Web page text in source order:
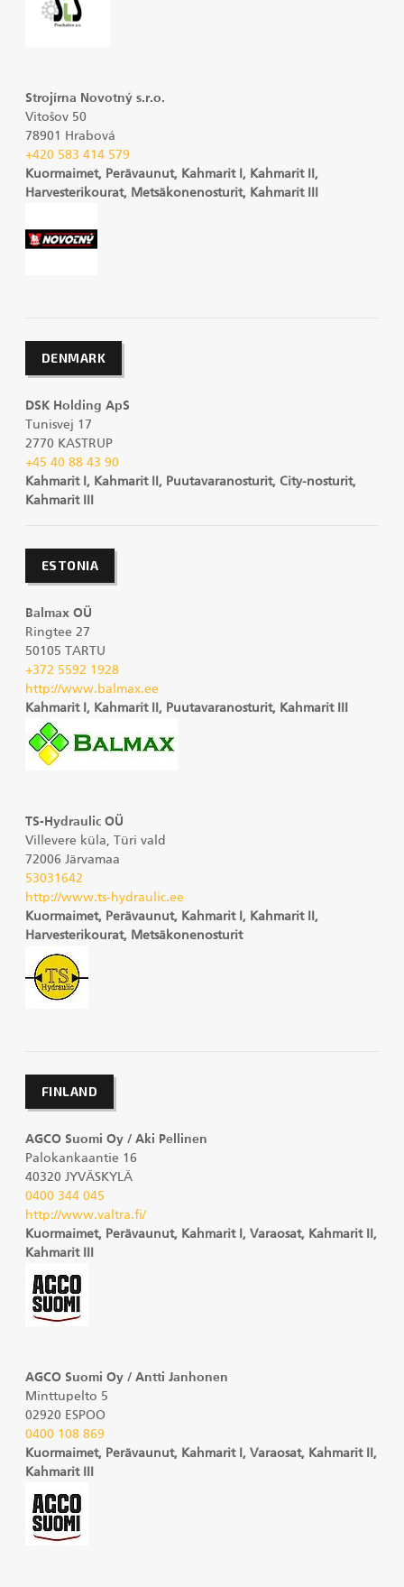
Strojírna Novotný s.r.o.
Vitošov 50
78901 Hrabová
+420 583 414 579
Kuormaimet, Perävaunut, Kahmarit I, Kahmarit II,
Harvesterikourat, Metsäkonenosturit, Kahmarit III
DENMARK
DSK Holding ApS
Tunisvej 17
2770 KASTRUP
+45 40 88 43 90
Kahmarit I, Kahmarit II, Puutavaranosturit, City-nosturit,
Kahmarit III
ESTONIA
Balmax OÜ
Ringtee 27
50105 TARTU
+372 5592 1928
http://www.balmax.ee
Kahmarit I, Kahmarit II, Puutavaranosturit, Kahmarit III
TS-Hydraulic OÜ
Villevere küla, Türi vald
72006 Järvamaa
53031642
http://www.ts-hydraulic.ee
Kuormaimet, Perävaunut, Kahmarit I, Kahmarit II,
Harvesterikourat, Metsäkonenosturit
FINLAND
AGCO Suomi Oy / Aki Pellinen
Palokankaantie 16
40320 JYVÄSKYLÄ
0400 344 045
http://www.valtra.fi/
Kuormaimet, Perävaunut, Kahmarit I, Varaosat, Kahmarit II,
Kahmarit III
AGCO Suomi Oy / Antti Janhonen
Minttupelto 5
02920 ESPOO
0400 108 869
Kuormaimet, Perävaunut, Kahmarit I, Varaosat, Kahmarit II,
Kahmarit III